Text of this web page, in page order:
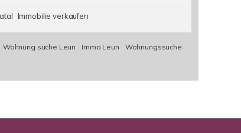
Immobilie verkaufen
Wohnung suche Leun Immo Leun
Wohnungssuche